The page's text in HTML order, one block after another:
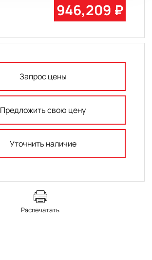
946,209 ₽
Запрос цены
Предложить свою цену
Уточнить наличие
Распечатать